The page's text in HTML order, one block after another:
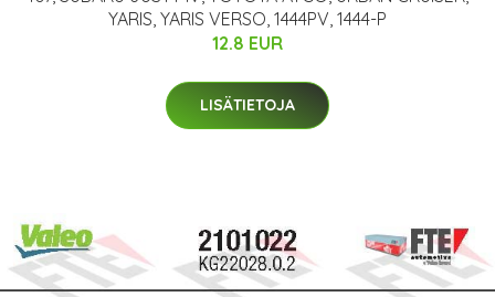
YARIS, YARIS VERSO, 1444PV, 1444-P
12.8 EUR
LISÄTIETOJA